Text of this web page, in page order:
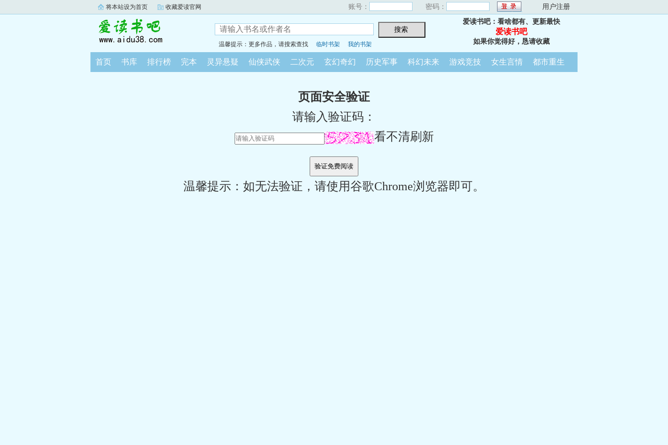
将本站设为首页 收藏爱读官网 账号： 密码： 用户注册
温馨提示：更多作品，请搜索查找 临时书架 我的书架
爱读书吧：看啥都有、更新最快
爱读书吧
如果你觉得好，恳请收藏
首页 书库 排行榜 完本 灵异悬疑 仙侠武侠 二次元 玄幻奇幻 历史军事 科幻未来 游戏竞技 女生言情 都市重生
页面安全验证
请输入验证码：
看不清刷新
温馨提示：如无法验证，请使用谷歌Chrome浏览器即可。